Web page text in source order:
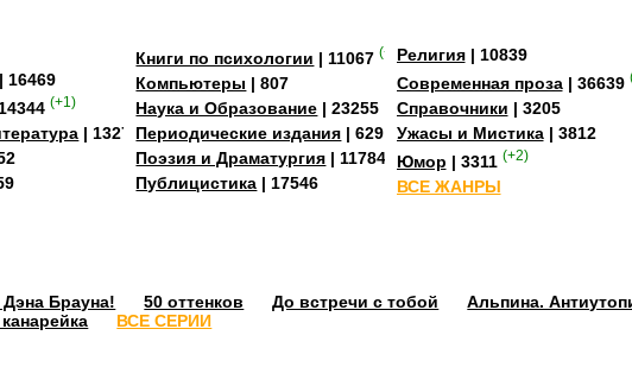
| 16469
(+1)
| 13273
Книги по психологии | 11067 (+2)
Компьютеры | 807
Наука и Образование | 23255
Периодические издания | 629
Поэзия и Драматургия | 11784
Публицистика | 17546
Религия| 10839
Современная проза| 36639
Справочники | 3205
Ужасы и Мистика| 3812
Юмор | 3311 (+2)
ВСЕ ЖАНРЫ
Брауна! 50 оттенков До встречи с тобой
Альпина.
ВСЕ СЕРИИ